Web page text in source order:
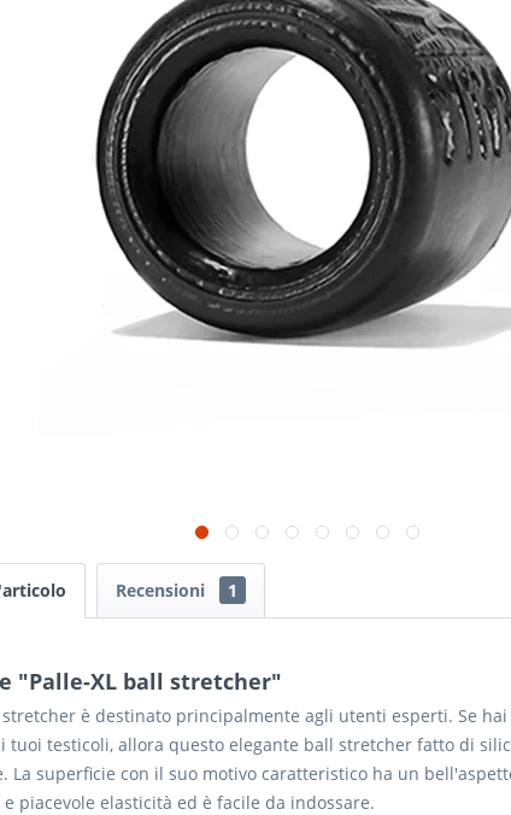
Recensioni 1
"Palle-XL ball stretcher"
stretcher è destinato principalmente agli utenti esperti. Se
tuoi testicoli, allora questo elegante ball stretcher fatto di
La superficie con il suo motivo caratteristico ha un
piacevole elasticità ed è facile da indossare.